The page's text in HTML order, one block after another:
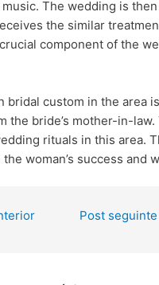
The wedding is then
the similar
component of the
bridal custom in the area
the bride’s mother-in-law.
rituals in this area.
woman’s success and
Post seguinte